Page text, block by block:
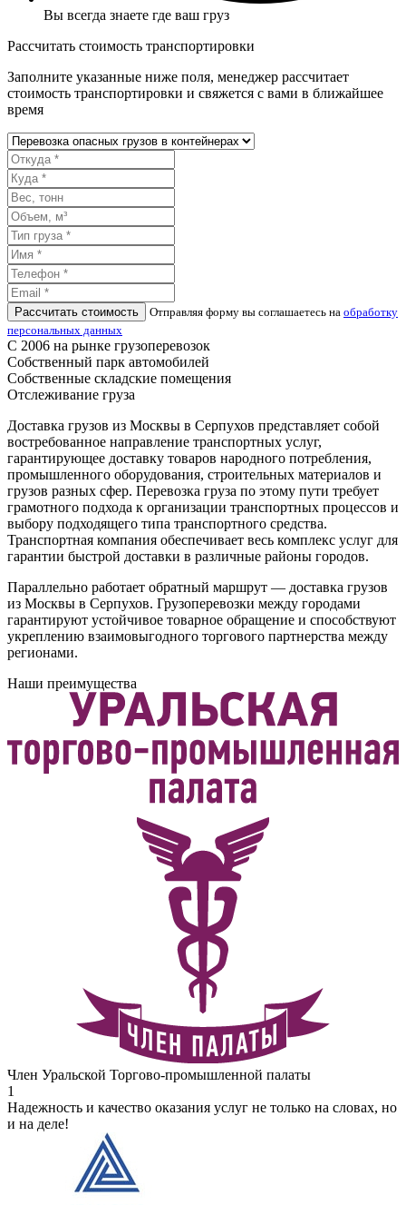
Вы всегда знаете где ваш груз
Рассчитать стоимость транспортировки
Заполните указанные ниже поля, менеджер рассчитает
стоимость транспортировки и свяжется с вами в ближайшее
время
Рассчитать стоимость Отправляя форму вы соглашаетесь на обработку
персональных данных
С 2006 на рынке грузоперевозок
Собственный парк автомобилей
Собственные складские помещения
Отслеживание груза
Доставка грузов из Москвы в Серпухов представляет собой
востребованное направление транспортных услуг,
гарантирующее доставку товаров народного потребления,
промышленного оборудования, строительных материалов и
грузов разных сфер. Перевозка груза по этому пути требует
грамотного подхода к организации транспортных процессов и
выбору подходящего типа транспортного средства.
Транспортная компания обеспечивает весь комплекс услуг для
гарантии быстрой доставки в различные районы городов.
Параллельно работает обратный маршрут — доставка грузов
из Москвы в Серпухов. Грузоперевозки между городами
гарантируют устойчивое товарное обращение и способствуют
укреплению взаимовыгодного торгового партнерства между
регионами.
Наши преимущества
Член Уральской Торгово-промышленной палаты
1
Надежность и качество оказания услуг не только на словах, но
и на деле!